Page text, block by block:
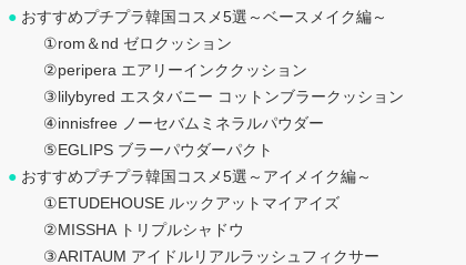
● おすすめプチプラ韓国コスメ5選～ベースメイク編～
①rom＆nd ゼロクッション
②peripera エアリーインククッション
③lilybyred エスタバニー コットンブラークッション
④innisfree ノーセバムミネラルパウダー
⑤EGLIPS ブラーパウダーパクト
● おすすめプチプラ韓国コスメ5選～アイメイク編～
①ETUDEHOUSE ルックアットマイアイズ
②MISSHA トリプルシャドウ
③ARITAUM アイドルリアルラッシュフィクサー